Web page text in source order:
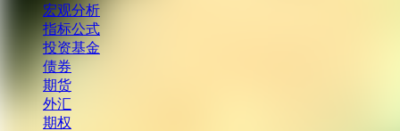
宏观分析
指标公式
投资基金
债券
期货
外汇
期权